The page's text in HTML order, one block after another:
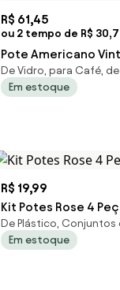
R$ 61,45
ou 2 tempo de R$
Pote Americano
500ml
De Vidro, para Café,
Em estoque
R$ 19,99
Kit Potes Rose 4
De Plástico, Conjuntos
Em estoque